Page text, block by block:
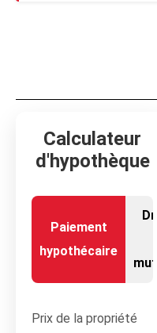
Calculateur
d'hypothèque
Paiement
hypothécaire
Prix de la propriété